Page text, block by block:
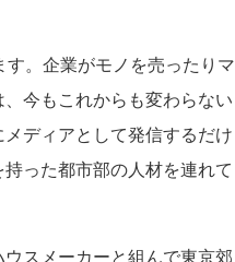
。企業がモノを売ったりマ
今もこれからも変わらない
ディアとして発信するだけ
った都市部の人材を連れて
スメーカーと組んで東京郊